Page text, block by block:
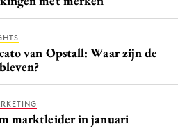
van Opstall: Waar zijn de
marktleider in januari